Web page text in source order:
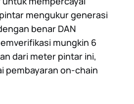
mengukur generasi
benar DAN
mungkin 6
dari meter pintar ini,
pembayaran on-chain